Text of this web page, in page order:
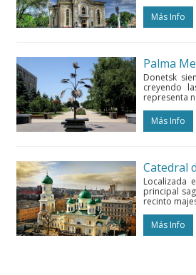
Más Info
Palma
Donetsk
creyendo
representa
Más Info
Catedral
Localizada
principal
recinto
Más Info